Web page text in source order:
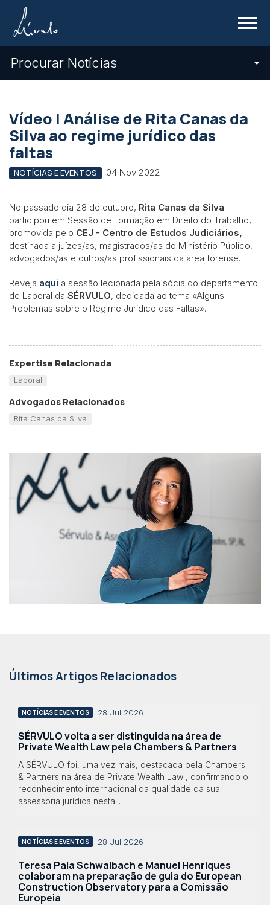
Menu
Procurar Notícias
Vídeo | Análise de Rita Canas da
Silva ao regime jurídico das
faltas
NOTÍCIAS E EVENTOS 04 Nov 2022
No passado dia 28 de outubro, Rita Canas da Silva
participou em Sessão de Formação em Direito do Trabalho,
promovida pelo CEJ - Centro de Estudos Judiciários,
destinada a juízes/as, magistrados/as do Ministério Público,
advogados/as e outros/as profissionais da área forense.
Reveja aqui a sessão lecionada pela sócia do departamento
de Laboral da SÉRVULO, dedicada ao tema «Alguns
Problemas sobre o Regime Jurídico das Faltas».
Expertise Relacionada
Laboral
Advogados Relacionados
Rita Canas da Silva
Últimos Artigos Relacionados
NOTÍCIAS E EVENTOS 28 Jul 2026
SÉRVULO volta a ser distinguida na área de
Private Wealth Law pela Chambers & Partners
A SÉRVULO foi, uma vez mais, destacada pela Chambers
& Partners na área de Private Wealth Law , confirmando o
reconhecimento internacional da qualidade da sua
assessoria jurídica nesta...
NOTÍCIAS E EVENTOS 28 Jul 2026
Teresa Pala Schwalbach e Manuel Henriques
colaboram na preparação de guia do European
Construction Observatory para a Comissão
Europeia